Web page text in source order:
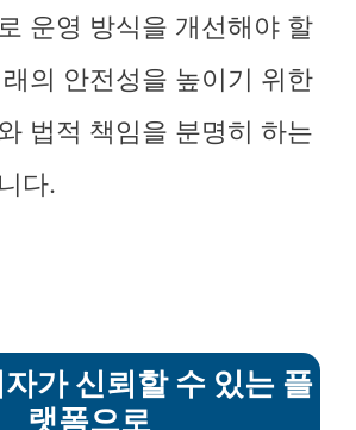
운영 방식을 개선해야 할
의 안전성을 높이기 위한
법적 책임을 분명히 하는
다.
가 신뢰할 수 있는 플
랫폼으로